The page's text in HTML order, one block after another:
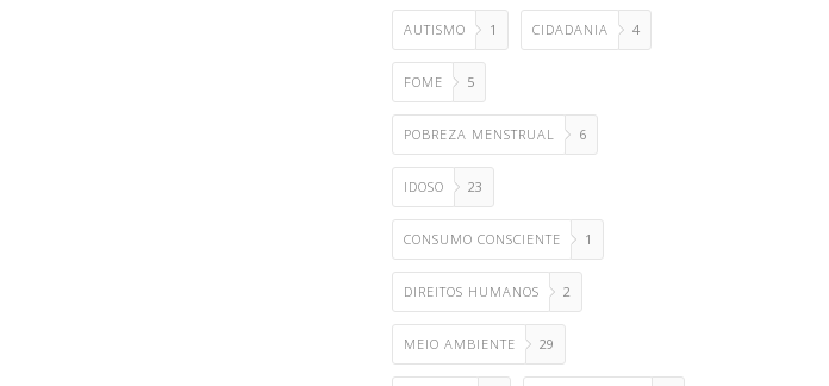
AUTISMO 1 CIDADANIA 4
FOME 5
POBREZA MENSTRUAL 6
IDOSO 23
CONSUMO CONSCIENTE 1
DIREITOS HUMANOS 2
MEIO AMBIENTE 29